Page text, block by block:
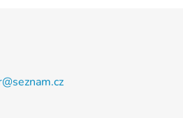
v
@seznam.cz